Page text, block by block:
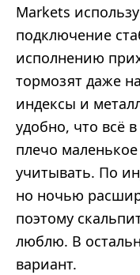
Markets
подключение
исполнению
тормозят даже
индексы и
удобно, что всё
плечо
учитывать. По
но ночью
поэтому
люблю. В
вариант.